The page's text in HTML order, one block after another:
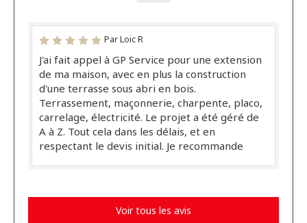
Par Loic R
J'ai fait appel à GP Service pour une extension
de ma maison, avec en plus la construction
d'une terrasse sous abri en bois.
Terrassement, maçonnerie, charpente, placo,
carrelage, électricité. Le projet a été géré de
A à Z. Tout cela dans les délais, et en
respectant le devis initial. Je recommande
Voir tous les avis